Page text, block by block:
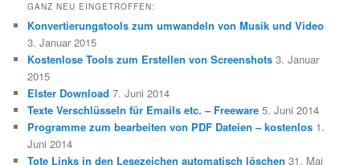
GANZ NEU EINGETROFFEN:
Konvertierungstools zum umwandeln von Musik und Video
3. Januar 2015
Kostenlose Tools zum Erstellen von Screenshots 3. Januar
2015
Elster Download 7. Juni 2014
Texte Verschlüsseln für Emails etc. – Freeware 5. Juni 2014
Programme zum bearbeiten von PDF Dateien – kostenlos 1.
Juni 2014
Tote Links in den Lesezeichen automatisch löschen 31. Mai